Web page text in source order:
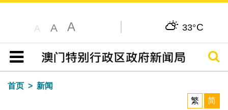
A A A 33°C
目录
搜寻
首页
新闻
繁
简